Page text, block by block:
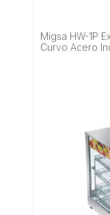
Migsa HW-1P
Curvo Acero